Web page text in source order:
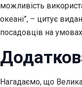
можливість
океані”, – цитує
посадовців на умовах
Нагадаємо, що